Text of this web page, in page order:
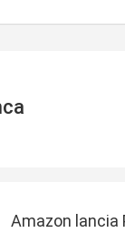
Amazon lancia